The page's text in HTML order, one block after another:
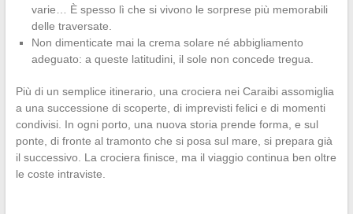
varie… È spesso lì che si vivono le sorprese più memorabili
delle traversate.
Non dimenticate mai la crema solare né abbigliamento
adeguato: a queste latitudini, il sole non concede tregua.
Più di un semplice itinerario, una crociera nei Caraibi assomiglia
a una successione di scoperte, di imprevisti felici e di momenti
condivisi. In ogni porto, una nuova storia prende forma, e sul
ponte, di fronte al tramonto che si posa sul mare, si prepara già
il successivo. La crociera finisce, ma il viaggio continua ben oltre
le coste intraviste.